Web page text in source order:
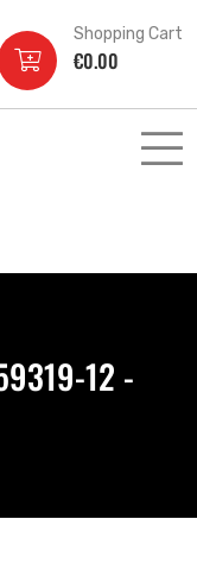
Shopping Cart
€0.00
12 -